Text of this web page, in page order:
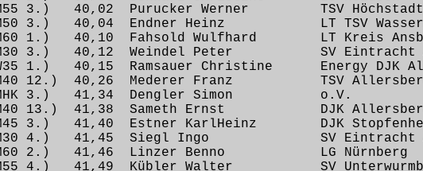
3.) 40,02 Purucker Werner TSV
3.) 40,04 Endner Heinz LT TSV
1.) 40,10 Fahsold Wulfhard LT Kreis
3.) 40,12 Weindel Peter SV Eintracht
1.) 40,15 Ramsauer Christine Energy DJK
12.) 40,26 Mederer Franz TSV
3.) 41,34 Dengler Simon o.V.
13.) 41,38 Sameth Ernst DJK
3.) 41,40 Estner KarlHeinz DJK
4.) 41,45 Siegl Ingo SV Eintracht
2.) 41,46 Linzer Benno LG Nürnberg
4.) 41,49 Kübler Walter SV